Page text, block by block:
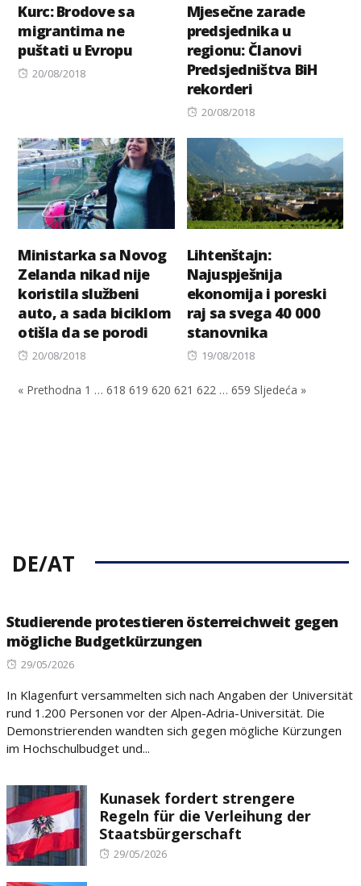
Kurc: Brodove sa
migrantima ne
puštati u Evropu
Posted
20/08/2018
Mjesečne zarade
predsjednika u
regionu: Članovi
Predsjedništva BiH
rekorderi
Posted
20/08/2018
Ministarka sa Novog
Zelanda nikad nije
koristila službeni
auto, a sada biciklom
otišla da se porodi
Posted
20/08/2018
Lihtenštajn:
Najuspješnija
ekonomija i poreski
raj sa svega 40 000
stanovnika
Posted
19/08/2018
« Prethodna 1 … 618 619 620 621 622 … 659 Sljedeća »
DE/AT
Studierende protestieren österreichweit gegen
mögliche Budgetkürzungen
Posted
29/05/2026
In Klagenfurt versammelten sich nach Angaben der Universität
rund 1.200 Personen vor der Alpen-Adria-Universität. Die
Demonstrierenden wandten sich gegen mögliche Kürzungen
im Hochschulbudget und...
Kunasek fordert strengere
Regeln für die Verleihung der
Staatsbürgerschaft
Posted
29/05/2026